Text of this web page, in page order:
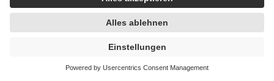
1 Sparset
AVP: 54,77 €
sofort lieferbar